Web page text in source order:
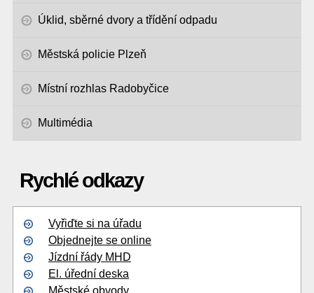
Úklid, sběrné dvory a třídění odpadu
Městská policie Plzeň
Místní rozhlas Radobyčice
Multimédia
Rychlé odkazy
Vyřiďte si na úřadu
Objednejte se online
Jízdní řády MHD
El. úřední deska
Městské obvody